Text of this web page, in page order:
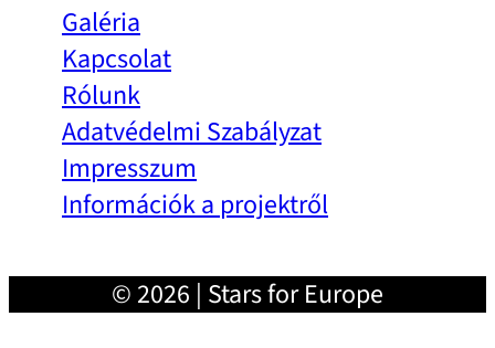
Galéria
Kapcsolat
Rólunk
Adatvédelmi Szabályzat
Impresszum
Információk a projektről
© 2026 | Stars for Europe